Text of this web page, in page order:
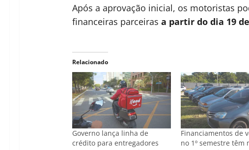
Após a aprovação inicial, os motoristas
financeiras parceiras a partir do dia 19
Relacionado
Governo lança linha de
crédito para entregadores
Financiamentos de
no 1º semestre têm